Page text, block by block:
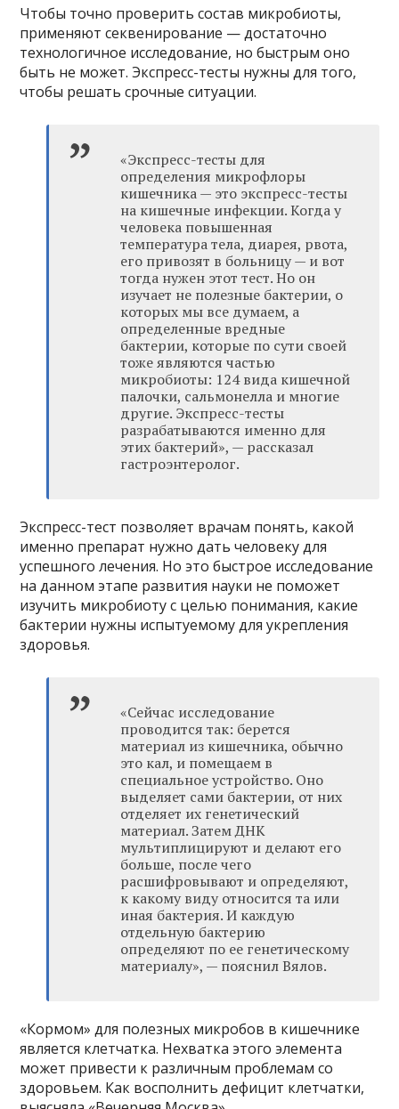
Чтобы точно проверить состав микробиоты,
применяют секвенирование — достаточно
технологичное исследование, но быстрым оно
быть не может. Экспресс-тесты нужны для того,
чтобы решать срочные ситуации.
«Экспресс-тесты для
определения микрофлоры
кишечника — это экспресс-тесты
на кишечные инфекции. Когда у
человека повышенная
температура тела, диарея, рвота,
его привозят в больницу — и вот
тогда нужен этот тест. Но он
изучает не полезные бактерии, о
которых мы все думаем, а
определенные вредные
бактерии, которые по сути своей
тоже являются частью
микробиоты: 124 вида кишечной
палочки, сальмонелла и многие
другие. Экспресс-тесты
разрабатываются именно для
этих бактерий», — рассказал
гастроэнтеролог.
Экспресс-тест позволяет врачам понять, какой
именно препарат нужно дать человеку для
успешного лечения. Но это быстрое исследование
на данном этапе развития науки не поможет
изучить микробиоту с целью понимания, какие
бактерии нужны испытуемому для укрепления
здоровья.
«Сейчас исследование
проводится так: берется
материал из кишечника, обычно
это кал, и помещаем в
специальное устройство. Оно
выделяет сами бактерии, от них
отделяет их генетический
материал. Затем ДНК
мультиплицируют и делают его
больше, после чего
расшифровывают и определяют,
к какому виду относится та или
иная бактерия. И каждую
отдельную бактерию
определяют по ее генетическому
материалу», — пояснил Вялов.
«Кормом» для полезных микробов в кишечнике
является клетчатка. Нехватка этого элемента
может привести к различным проблемам со
здоровьем. Как восполнить дефицит клетчатки,